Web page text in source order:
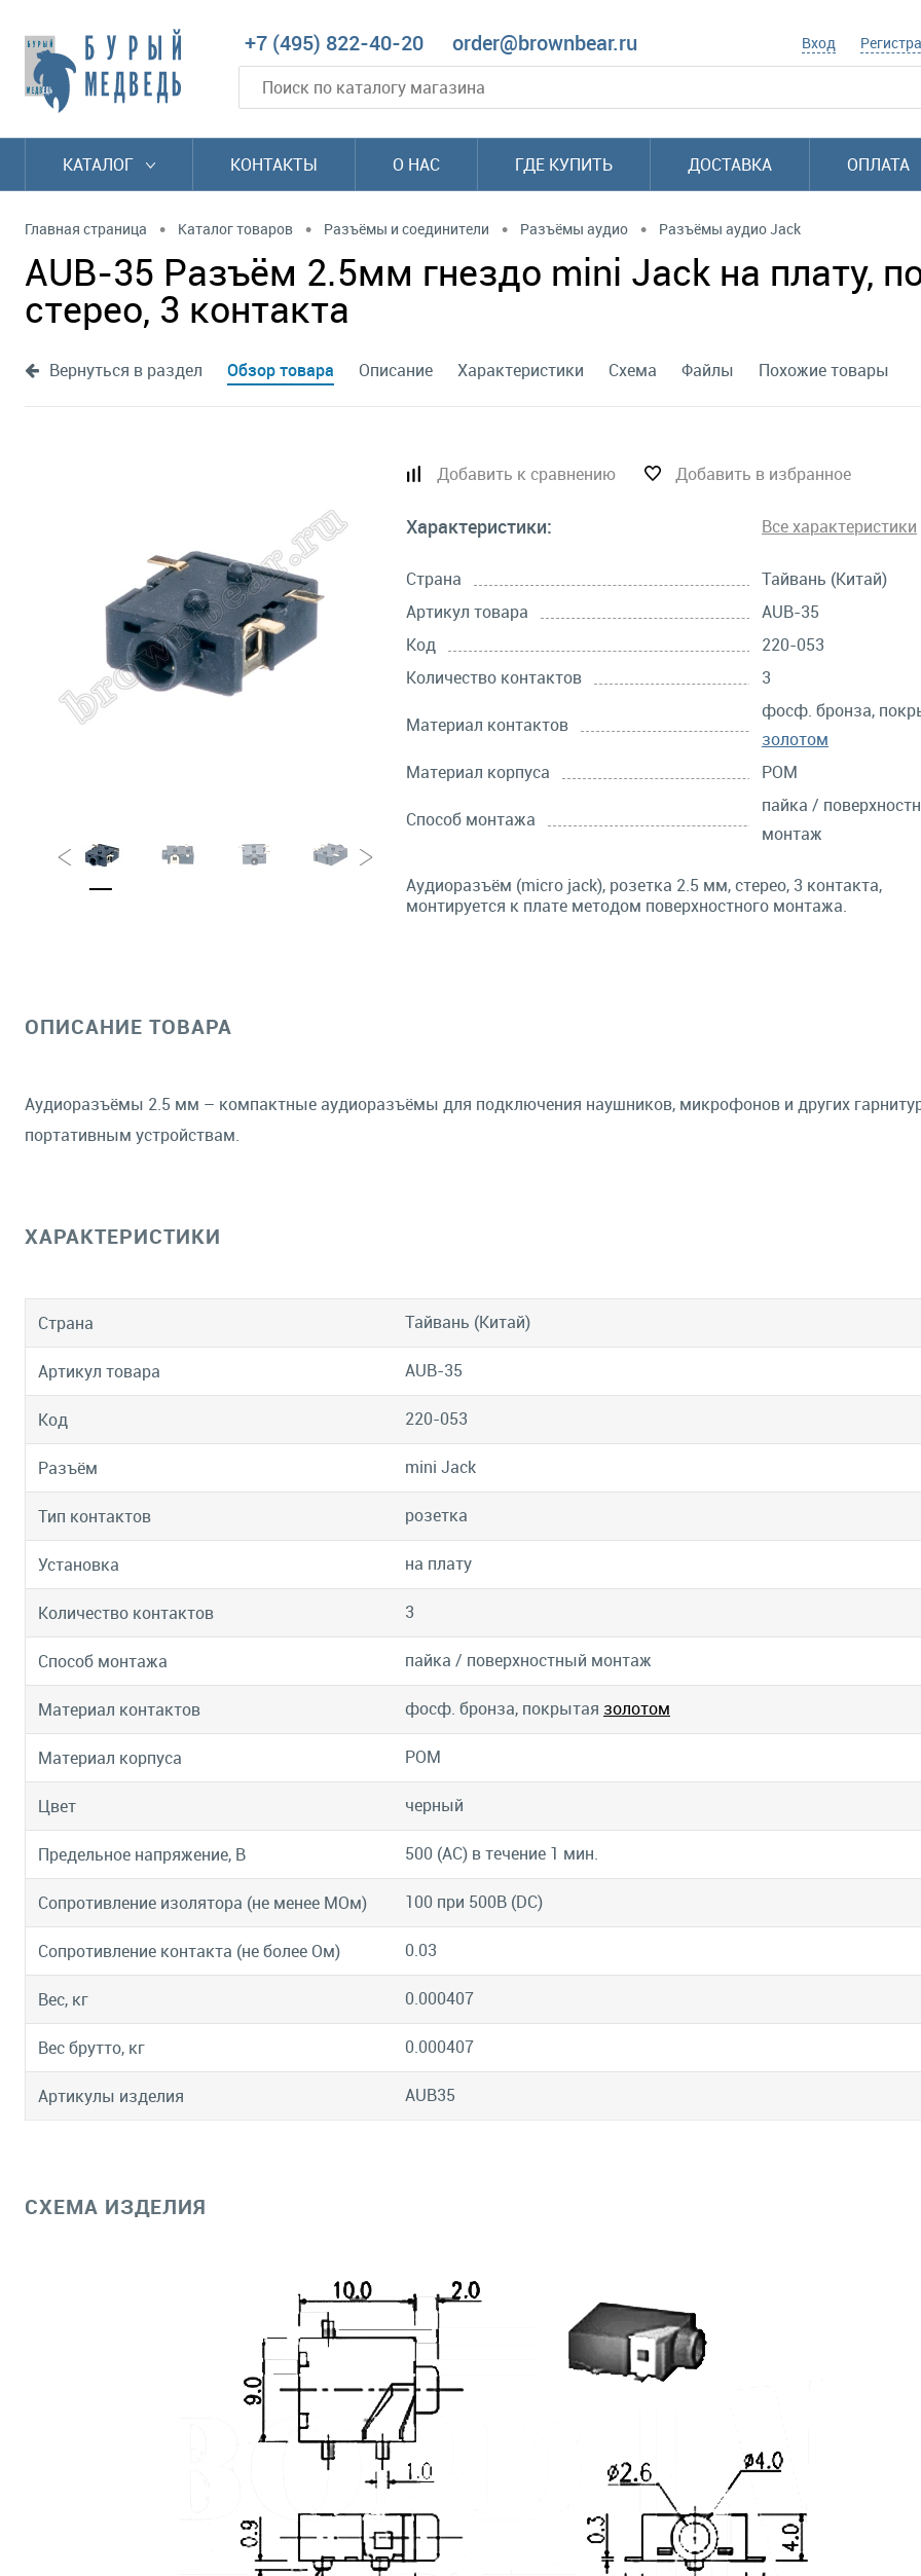
+7 (495) 822-40-20 order@brownbear.ru Вход
КАТАЛОГ КОНТАКТЫ О НАС ГДЕ КУПИТЬ ДОСТАВКА ОПЛАТА
Главная страница • Каталог товаров • Разъёмы и соединители • Разъёмы аудио • Разъёмы аудио Jack
AUB-35 Разъём 2.5мм гнездо mini Jack на плату,
стерео, 3 контакта
Вернуться в раздел Обзор товара Описание Характеристики Схема Файлы Похожие товары
Добавить к сравнению Добавить в избранное
Характеристики: Все характеристики
Страна
Тайвань (Китай)
Артикул товара
AUB-35
Код
220-053
Количество контактов
3
Материал контактов
фосф. бронза,
золотом
Материал корпуса
POM
Способ монтажа
пайка /
монтаж
Аудиоразъём (micro jack), розетка 2.5 мм, стерео, 3 контакта,
монтируется к плате методом поверхностного монтажа.
ОПИСАНИЕ ТОВАРА
Аудиоразъёмы 2.5 мм – компактные аудиоразъёмы для подключения наушников, микрофонов и других
портативным устройствам.
ХАРАКТЕРИСТИКИ
Страна Тайвань (Китай)
Артикул товара AUB-35
Код 220-053
Разъём mini Jack
Тип контактов розетка
Установка на плату
Количество контактов 3
Способ монтажа пайка / поверхностный монтаж
Материал контактов фосф. бронза, покрытая золотом
Материал корпуса POM
Цвет черный
Предельное напряжение, В 500 (АС) в течение 1 мин.
Сопротивление изолятора (не менее МОм) 100 при 500В (DC)
Сопротивление контакта (не более Ом) 0.03
Вес, кг 0.000407
Вес брутто, кг 0.000407
Артикулы изделия AUB35
СХЕМА ИЗДЕЛИЯ